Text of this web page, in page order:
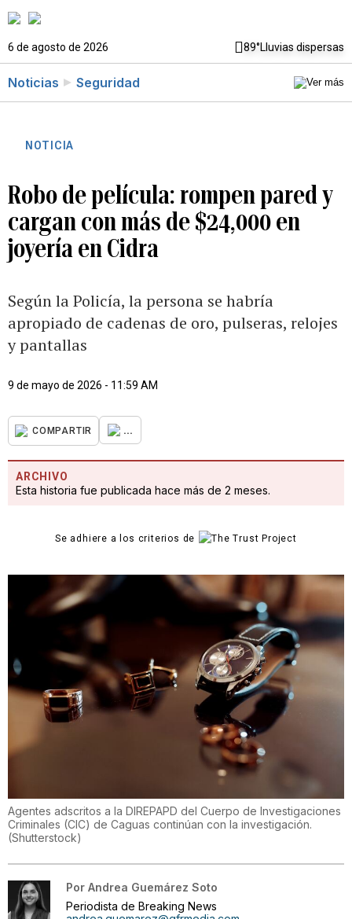
6 de agosto de 2026 89°Lluvias dispersas
Noticias Seguridad
NOTICIA
Robo de película: rompen pared y
cargan con más de $24,000 en
joyería en Cidra
Según la Policía, la persona se habría
apropiado de cadenas de oro, pulseras, relojes
y pantallas
9 de mayo de 2026 - 11:59 AM
COMPARTIR ...
ARCHIVO
Esta historia fue publicada hace más de 2 meses.
Se adhiere a los criterios de
Agentes adscritos a la DIREPAPD del Cuerpo de Investigaciones
Criminales (CIC) de Caguas continúan con la investigación.
(Shutterstock)
Por Andrea Guemárez Soto
Periodista de Breaking News